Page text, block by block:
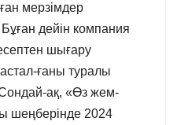
мерзімдер
дейін компания
шығару
ғаны туралы
ақ, «Өз жем-
шеңберінде 2024